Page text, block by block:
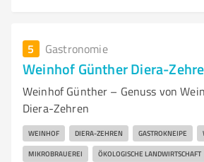
5 Gastronomie
Weinhof Günther Diera-
Weinhof Günther – Genuss von
Diera-Zehren
WEINHOF DIERA-ZEHREN GASTROKNEIPE
MIKROBRAUEREI ÖKOLOGISCHE LANDWIRTSCHAFT